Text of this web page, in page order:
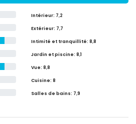
Intérieur: 7,2
Extérieur: 7,7
Intimité et tranquillité: 8,8
Jardin et piscine: 8,1
Vue: 8,8
Cuisine: 8
Salles de bains: 7,9